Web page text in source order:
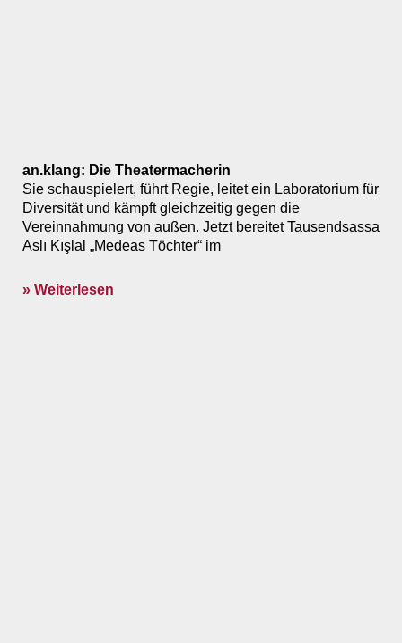
an.klang: Die Theatermacherin
Sie schauspielert, führt Regie, leitet ein Laboratorium für
Diversität und kämpft gleichzeitig gegen die
Vereinnahmung von außen. Jetzt bereitet Tausendsassa
Aslı Kışlal „Medeas Töchter“ im
» Weiterlesen